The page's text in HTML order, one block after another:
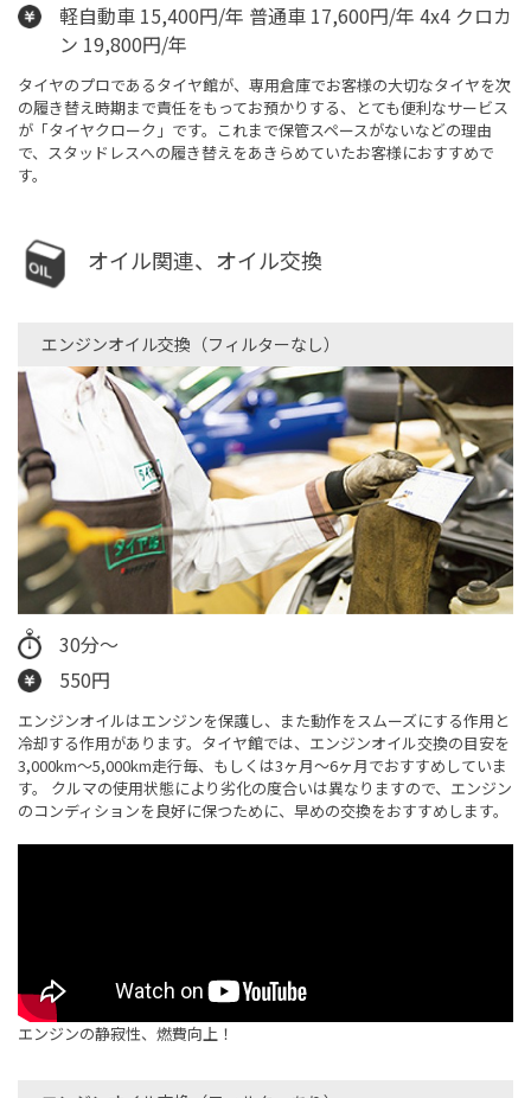
軽自動車 15,400円/年 普通車 17,600円/年 4x4 クロカ
ン 19,800円/年
タイヤのプロであるタイヤ館が、専用倉庫でお客様の大切なタイヤを次
の履き替え時期まで責任をもってお預かりする、とても便利なサービス
が「タイヤクローク」です。これまで保管スペースがないなどの理由
で、スタッドレスへの履き替えをあきらめていたお客様におすすめで
す。
オイル関連、オイル交換
エンジンオイル交換（フィルターなし）​
30分～
550円
エンジンオイルはエンジンを保護し、また動作をスムーズにする作用と
冷却する作用があります。タイヤ館では、エンジンオイル交換の目安を
3,000km～5,000km走行毎、もしくは3ヶ月〜6ヶ月でおすすめしていま
す。 クルマの使用状態により劣化の度合いは異なりますので、エンジン
のコンディションを良好に保つために、早めの交換をおすすめします。
エンジンの静寂性、燃費向上！